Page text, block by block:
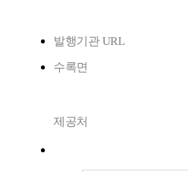
발행기관 URL
수록면
제공처